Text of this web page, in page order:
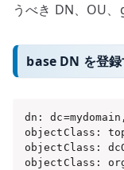
うべき DN、OU
base DN を登録
dn:
objectClass:
objectClass:
objectClass: